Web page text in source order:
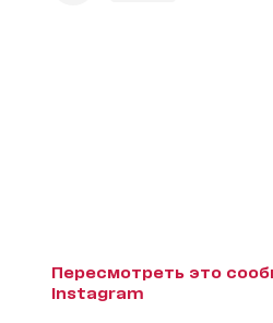
Пересмотреть это
Instagram